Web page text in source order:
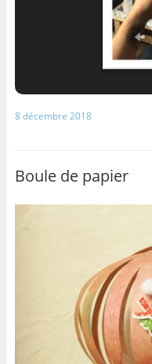
8 décembre 2018
Boule de papier